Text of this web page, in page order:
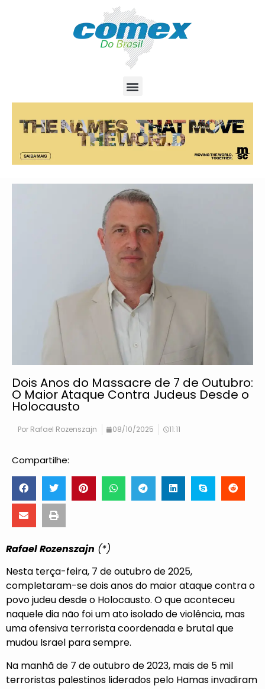
Dois Anos do Massacre de 7 de Outubro:
O Maior Ataque Contra Judeus Desde o
Holocausto
Por Rafael Rozenszajn 08/10/2025 11:11
Compartilhe:
Rafael Rozenszajn (*)
Nesta terça-feira, 7 de outubro de 2025,
completaram-se dois anos do maior ataque contra o
povo judeu desde o Holocausto. O que aconteceu
naquele dia não foi um ato isolado de violência, mas
uma ofensiva terrorista coordenada e brutal que
mudou Israel para sempre.
Na manhã de 7 de outubro de 2023, mais de 5 mil
terroristas palestinos liderados pelo Hamas invadiram